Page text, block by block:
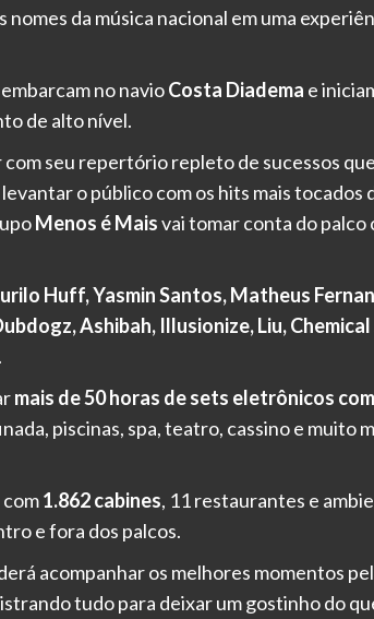
da música nacional em uma
no navioCosta Diadema e
de alto nível.
seu repertório repleto de sucessos que
o público com os hits mais tocados
Menos é Maisvai tomar conta do palco
Huff, Yasmin Santos, Matheus
Ashibah, Illusionize, Liu,
mais de 50 horas de sets eletrônicos
piscinas, spa, teatro, cassino e muito
1.862 cabines, 11 restaurantes e
e fora dos palcos.
acompanhar os melhores momentos
tudo para deixar um gostinho do